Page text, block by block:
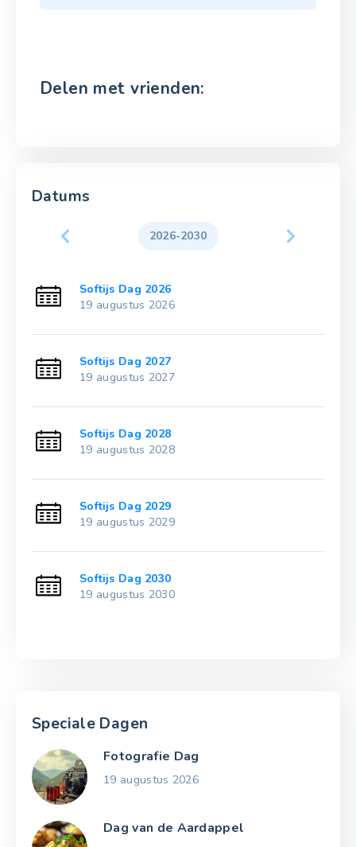
Delen met vrienden:
Datums
2026-2030
Softijs Dag 2026
19 augustus 2026
Softijs Dag 2027
19 augustus 2027
Softijs Dag 2028
19 augustus 2028
Softijs Dag 2029
19 augustus 2029
Softijs Dag 2030
19 augustus 2030
Speciale Dagen
Fotografie Dag
19 augustus 2026
Dag van de Aardappel